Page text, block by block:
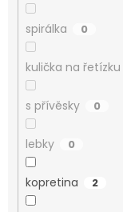
spirálka 0
kulička na řetízku
s přívěsky 0
lebky 0
kopretina 2